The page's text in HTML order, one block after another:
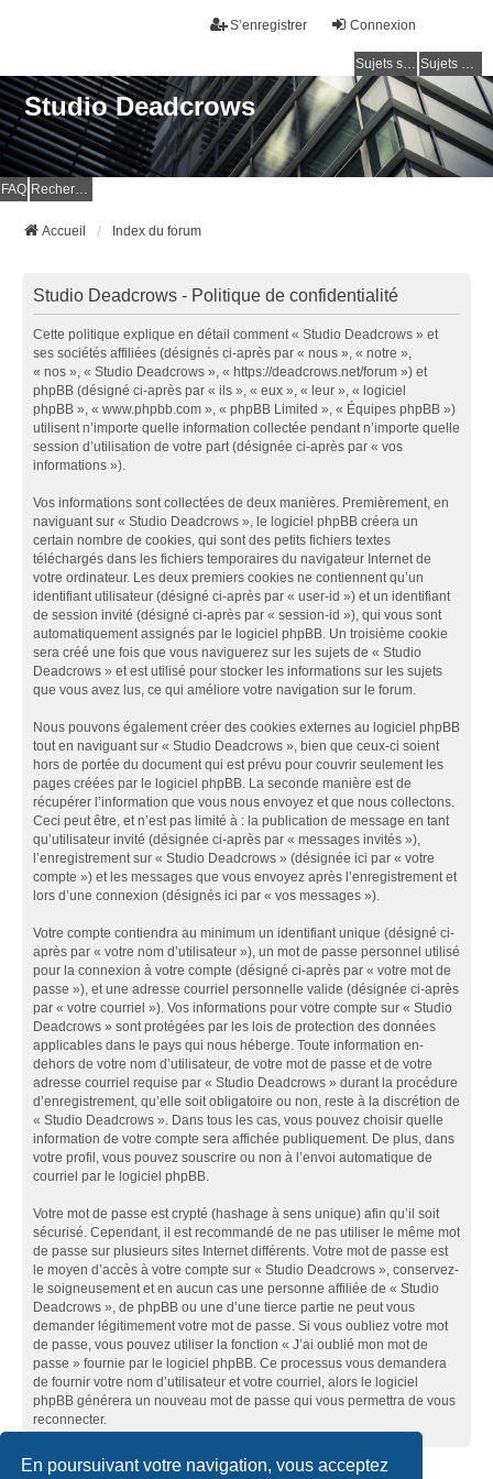
En poursuivant votre navigation, vous acceptez
Connexion
S’enregistrer
Sujets sans réponse Sujets actifs
Studio Deadcrows
FAQ Rechercher
Accueil Index du forum
Studio Deadcrows - Politique de confidentialité
Cette politique explique en détail comment « Studio Deadcrows » et
ses sociétés affiliées (désignés ci-après par « nous », « notre »,
« nos », « Studio Deadcrows », « https://deadcrows.net/forum ») et
phpBB (désigné ci-après par « ils », « eux », « leur », « logiciel
phpBB », « www.phpbb.com », « phpBB Limited », « Équipes phpBB »)
utilisent n’importe quelle information collectée pendant n’importe quelle
session d’utilisation de votre part (désignée ci-après par « vos
informations »).
Vos informations sont collectées de deux manières. Premièrement, en
naviguant sur « Studio Deadcrows », le logiciel phpBB créera un
certain nombre de cookies, qui sont des petits fichiers textes
téléchargés dans les fichiers temporaires du navigateur Internet de
votre ordinateur. Les deux premiers cookies ne contiennent qu’un
identifiant utilisateur (désigné ci-après par « user-id ») et un identifiant
de session invité (désigné ci-après par « session-id »), qui vous sont
automatiquement assignés par le logiciel phpBB. Un troisième cookie
sera créé une fois que vous naviguerez sur les sujets de « Studio
Deadcrows » et est utilisé pour stocker les informations sur les sujets
que vous avez lus, ce qui améliore votre navigation sur le forum.
Nous pouvons également créer des cookies externes au logiciel phpBB
tout en naviguant sur « Studio Deadcrows », bien que ceux-ci soient
hors de portée du document qui est prévu pour couvrir seulement les
pages créées par le logiciel phpBB. La seconde manière est de
récupérer l’information que vous nous envoyez et que nous collectons.
Ceci peut être, et n’est pas limité à : la publication de message en tant
qu’utilisateur invité (désignée ci-après par « messages invités »),
l’enregistrement sur « Studio Deadcrows » (désignée ici par « votre
compte ») et les messages que vous envoyez après l’enregistrement et
lors d’une connexion (désignés ici par « vos messages »).
Votre compte contiendra au minimum un identifiant unique (désigné ci-
après par « votre nom d’utilisateur »), un mot de passe personnel utilisé
pour la connexion à votre compte (désigné ci-après par « votre mot de
passe »), et une adresse courriel personnelle valide (désignée ci-après
par « votre courriel »). Vos informations pour votre compte sur « Studio
Deadcrows » sont protégées par les lois de protection des données
applicables dans le pays qui nous héberge. Toute information en-
dehors de votre nom d’utilisateur, de votre mot de passe et de votre
adresse courriel requise par « Studio Deadcrows » durant la procédure
d’enregistrement, qu’elle soit obligatoire ou non, reste à la discrétion de
« Studio Deadcrows ». Dans tous les cas, vous pouvez choisir quelle
information de votre compte sera affichée publiquement. De plus, dans
votre profil, vous pouvez souscrire ou non à l’envoi automatique de
courriel par le logiciel phpBB.
Votre mot de passe est crypté (hashage à sens unique) afin qu’il soit
sécurisé. Cependant, il est recommandé de ne pas utiliser le même mot
de passe sur plusieurs sites Internet différents. Votre mot de passe est
le moyen d’accès à votre compte sur « Studio Deadcrows », conservez-
le soigneusement et en aucun cas une personne affiliée de « Studio
Deadcrows », de phpBB ou une d’une tierce partie ne peut vous
demander légitimement votre mot de passe. Si vous oubliez votre mot
de passe, vous pouvez utiliser la fonction « J’ai oublié mon mot de
passe » fournie par le logiciel phpBB. Ce processus vous demandera
de fournir votre nom d’utilisateur et votre courriel, alors le logiciel
phpBB générera un nouveau mot de passe qui vous permettra de vous
reconnecter.